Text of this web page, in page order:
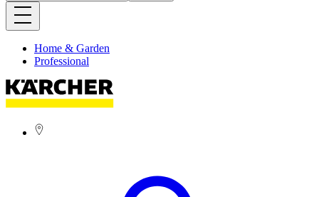
Home & Garden
Professional